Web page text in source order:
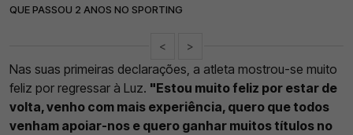
QUE PASSOU 2 ANOS NO SPORTING
< >
Nas suas primeiras declarações, a atleta mostrou-se muito
feliz por regressar à Luz. "Estou muito feliz por estar de
volta, venho com mais experiência, quero que todos
venham apoiar-nos e quero ganhar muitos títulos no